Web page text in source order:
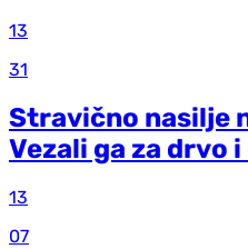
13
31
Stravično nasilje
Vezali ga za drvo
13
07